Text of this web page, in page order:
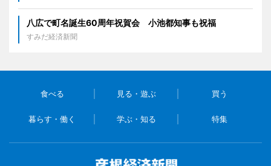
八広で町名誕生60周年祝賀会 小池都知事も祝福
すみだ経済新聞
食べる 見る・遊ぶ 買う
暮らす・働く 学ぶ・知る 特集